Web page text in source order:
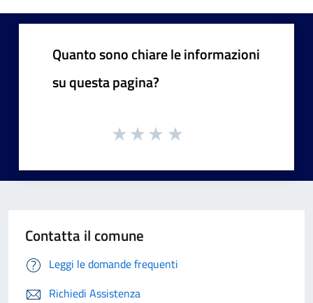
Quanto sono chiare le informazioni
su questa pagina?
Contatta il comune
Leggi le domande frequenti
Richiedi Assistenza